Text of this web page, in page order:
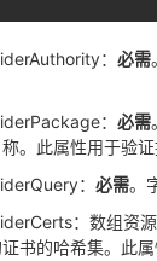
： 必需
： 必需
。此属性用于验证
： 必需。
：数组资源
书的哈希集。此